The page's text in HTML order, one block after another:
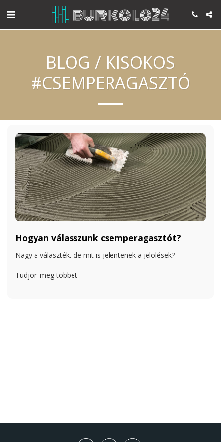
BLOG / KISOKOS
#CSEMPERAGASZTÓ
Hogyan válasszunk csemperagasztót?
Nagy a választék, de mit is jelentenek a jelölések?
Tudjon meg többet